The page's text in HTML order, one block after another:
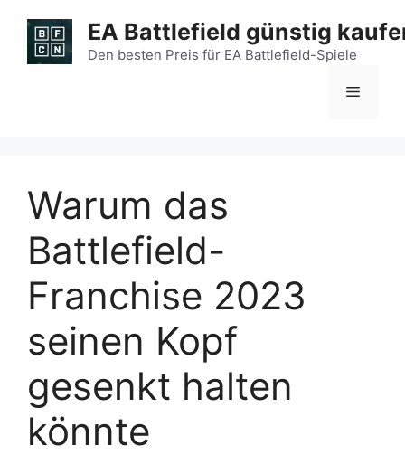
Inhalt
springen
EA Battlefield günstig
Den besten Preis für EA Battlefield-Spiele
Menü
Warum das
Battlefield-
Franchise 2023
seinen Kopf
gesenkt halten
könnte